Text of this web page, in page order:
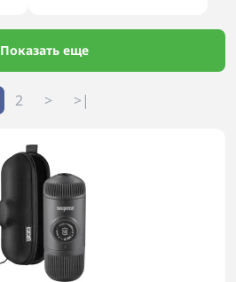
Показать еще
2 > >|